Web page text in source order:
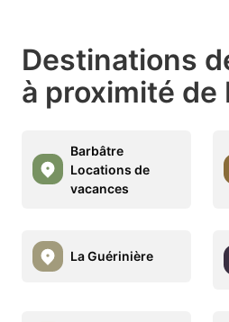
Destinations
à proximité de
Barbâtre
Locations de
vacances
La Guérinière